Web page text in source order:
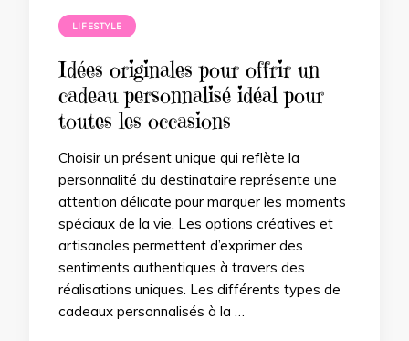
LIFESTYLE
Idées originales pour offrir un
cadeau personnalisé idéal pour
toutes les occasions
Choisir un présent unique qui reflète la
personnalité du destinataire représente une
attention délicate pour marquer les moments
spéciaux de la vie. Les options créatives et
artisanales permettent d’exprimer des
sentiments authentiques à travers des
réalisations uniques. Les différents types de
cadeaux personnalisés à la …